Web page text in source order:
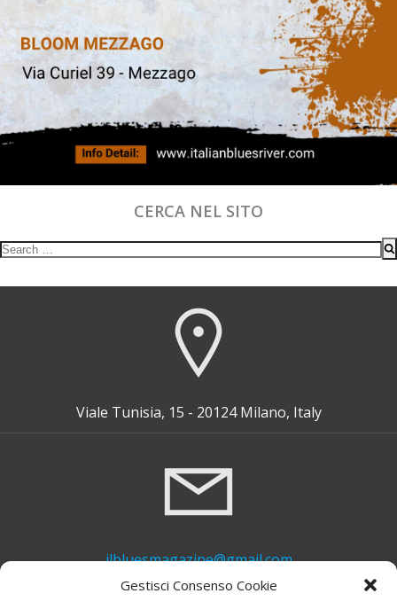
Gestisci Consenso Cookie
CERCA NEL SITO
Search
Viale Tunisia, 15 - 20124 Milano, Italy
ilbluesmagazine@gmail.com